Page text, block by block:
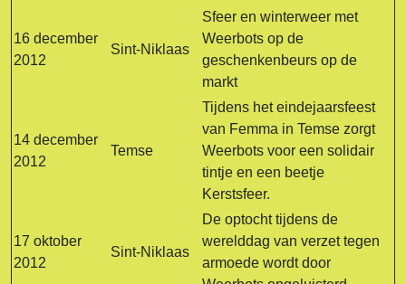
16 december
2012
Sint-Niklaas
Sfeer en winterweer met
Weerbots op de
geschenkenbeurs op de
markt
14 december
2012
Temse
Tijdens het eindejaarsfeest
van Femma in Temse zorgt
Weerbots voor een solidair
tintje en een beetje
Kerstsfeer.
17 oktober
2012
Sint-Niklaas
De optocht tijdens de
werelddag van verzet tegen
armoede wordt door